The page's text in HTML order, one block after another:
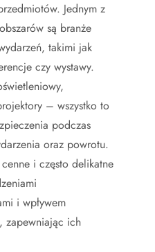
Jednym z
są branże
takimi jak
czy wystawy.
– wszystko to
podczas
oraz powrotu.
i często delikatne
i wpływem
zapewniając ich